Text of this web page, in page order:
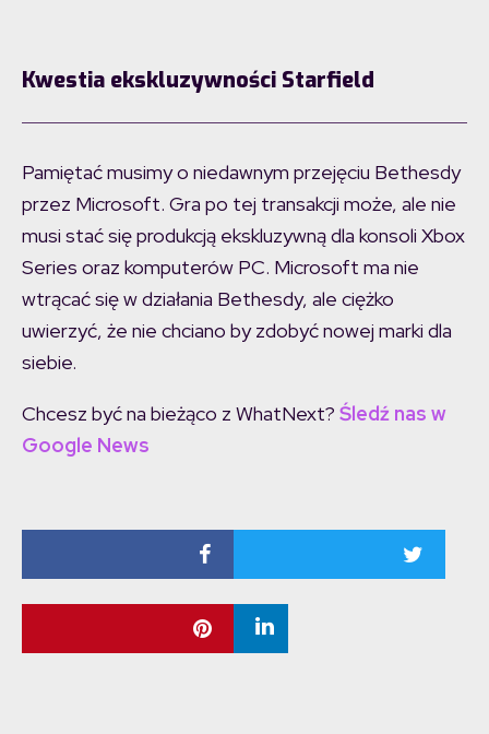
Kwestia ekskluzywności Starfield
Pamiętać musimy o niedawnym przejęciu Bethesdy
przez Microsoft. Gra po tej transakcji może, ale nie
musi stać się produkcją ekskluzywną dla konsoli Xbox
Series oraz komputerów PC. Microsoft ma nie
wtrącać się w działania Bethesdy, ale ciężko
uwierzyć, że nie chciano by zdobyć nowej marki dla
siebie.
Chcesz być na bieżąco z WhatNext? Śledź nas w
Google News